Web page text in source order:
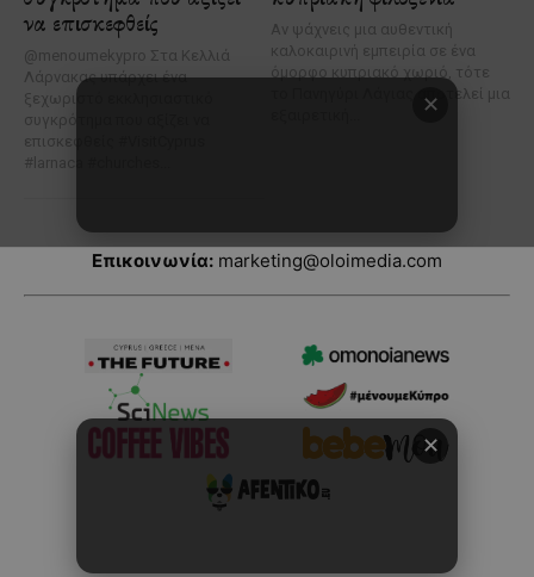
Επικοινωνία: marketing@oloimedia.com
✕